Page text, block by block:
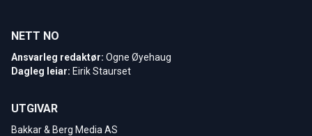
NETT NO
Ansvarleg redaktør: Ogne Øyehaug
Dagleg leiar: Eirik Staurset
UTGIVAR
Bakkar & Berg Media AS